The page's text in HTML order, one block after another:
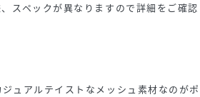
スペックが異なりますので詳細をご確認
ュアルテイストなメッシュ素材なのがポ